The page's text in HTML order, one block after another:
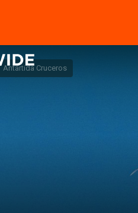
Antártida Cruceros